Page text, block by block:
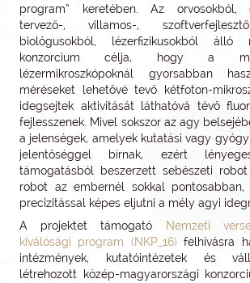
program” keretében. Az orvosokból,
tervező-, villamos-,
biológusokból, lézerfizikusokból álló
konzorcium célja, hogy a
lézermikroszkópoknál gyorsabban
méréseket lehetővé tevő kétfoton-
idegsejtek aktivitását láthatóvá tévő
fejlesszenek. Mivel sokszor az agy
a jelenségek, amelyek kutatási vagy
jelentőséggel bírnak, ezért
támogatásból beszerzett sebészeti
robot az embernél sokkal pontosabban,
precizitással képes eljutni a mély agyi
A projektet támogató
Nemzeti
kiválósági program (NKP_16) felhívásra
intézmények, kutatóintézetek és
létrehozott közép-magyarországi